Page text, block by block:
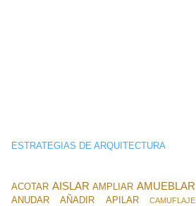
ESTRATEGIAS DE ARQUITECTURA
ACOTAR AISLAR AMPLIAR AMUEBLAR
ANUDAR AÑADIR APILAR CAMUFLAJE